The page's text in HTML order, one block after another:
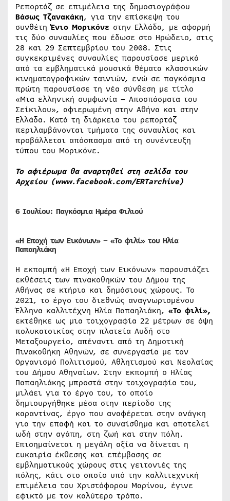
Ρεπορτάζ σε επιμέλεια της δημοσιογράφου
Βάσως Τζανακάκη, για την επίσκεψη του
συνθέτηΈνιο Μορικόνε στην Ελλάδα, με αφορμή
τις δύο συναυλίες που έδωσε στο Ηρώδειο, στις
28 και 29 Σεπτεμβρίου του 2008. Στις
συγκεκριμένες συναυλίες παρουσίασε μερικά
από τα εμβληματικά μουσικά θέματα κλασσικών
κινηματογραφικών ταινιών, ενώ σε παγκόσμια
πρώτη παρουσίασε τη νέα σύνθεση με τίτλο
«Μια ελληνική συμφωνία – Αποσπάσματα του
Σείκιλου», αφιερωμένη στην Αθήνα και στην
Ελλάδα. Κατά τη διάρκεια του ρεπορτάζ
περιλαμβάνονται τμήματα της συναυλίας και
προβάλλεται απόσπασμα από τη συνέντευξη
τύπου του Μορικόνε.
Το αφιέρωμα θα αναρτηθεί στη σελίδα του
Αρχείου (www.facebook.com/ERTarchive)
6 Ιουλίου: Παγκόσμια Ημέρα Φιλιού
«Η Εποχή των Εικόνων» – «Το φιλί» του Ηλία
Παπαηλιάκη
Η εκπομπή «Η Εποχή των Εικόνων» παρουσιάζει
εκθέσεις των πινακοθηκών του Δήμου της
Αθήνας σε κτήρια και δημόσιους χώρους. Το
2021, το έργο του διεθνώς αναγνωρισμένου
Έλληνα καλλιτέχνη Ηλία Παπαηλιάκη, «Το φιλί»,
εκτέθηκε ως μια τοιχογραφία 22 μέτρων σε όψη
πολυκατοικίας στην πλατεία Αυδή στο
Μεταξουργείο, απέναντι από τη Δημοτική
Πινακοθήκη Αθηνών, σε συνεργασία με τον
Οργανισμό Πολιτισμού, Αθλητισμού και Νεολαίας
του Δήμου Αθηναίων. Στην εκπομπή ο Ηλίας
Παπαηλιάκης μπροστά στην τοιχογραφία του,
μιλάει για το έργο του, το οποίο
δημιουργήθηκε μέσα στην περίοδο της
καραντίνας, έργο που αναφέρεται στην ανάγκη
για την επαφή και το συναίσθημα και αποτελεί
ωδή στην αγάπη, στη ζωή και στην πόλη.
Επισημαίνεται η μεγάλη αξία να δίνεται η
ευκαιρία έκθεσης και επέμβασης σε
εμβληματικούς χώρους στις γειτονιές της
πόλης, κάτι στο οποίο υπό την καλλιτεχνική
επιμέλεια του Χριστόφορου Μαρίνου, έγινε
εφικτό με τον καλύτερο τρόπο.